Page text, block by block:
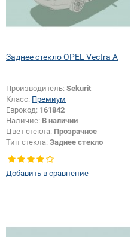
Заднее стекло OPEL Vectra A
Производитель: Sekurit
Класс: Премиум
Еврокод: 161842
Наличие: В наличии
Цвет стекла: Прозрачное
Тип стекла: Заднее стекло
Добавить в сравнение